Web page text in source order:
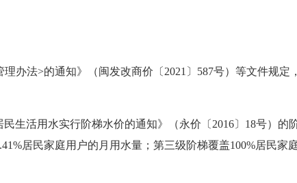
法>的通知》（闽发改商价〔2021〕587号）等文件规定
活用水实行阶梯水价的通知》（永价〔2016〕18号）的
居民家庭用户的月用水量；第三级阶梯覆盖100%居民家